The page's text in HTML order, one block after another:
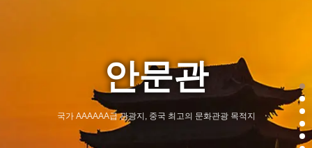
안문관
국가 AAAAAA급 관광지, 중국 최고의 문화관광 목적지